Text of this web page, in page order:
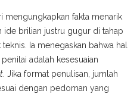
mengungkapkan fakta menarik
ide brilian justru gugur di tahap
Ia menegaskan bahwa hal
adalah kesesuaian
. Jika format penulisan, jumlah
dengan pedoman yang